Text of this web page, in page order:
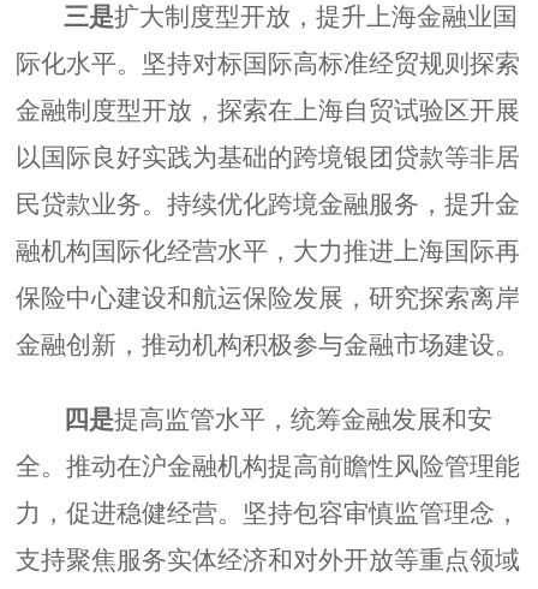
三是扩大制度型开放，提升上海金融业国
际化水平。坚持对标国际高标准经贸规则探索
金融制度型开放，探索在上海自贸试验区开展
以国际良好实践为基础的跨境银团贷款等非居
民贷款业务。持续优化跨境金融服务，提升金
融机构国际化经营水平，大力推进上海国际再
保险中心建设和航运保险发展，研究探索离岸
金融创新，推动机构积极参与金融市场建设。
四是提高监管水平，统筹金融发展和安
全。推动在沪金融机构提高前瞻性风险管理能
力，促进稳健经营。坚持包容审慎监管理念，
支持聚焦服务实体经济和对外开放等重点领域